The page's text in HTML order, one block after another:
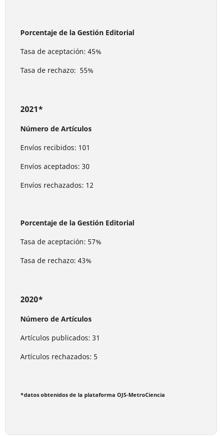
Porcentaje de la Gestión Editorial
Tasa de aceptación: 45%
Tasa de rechazo: 55%
2021*
Número de Artículos
Envíos recibidos: 101
Envíos aceptados: 30
Envíos rechazados: 12
Porcentaje de la Gestión Editorial
Tasa de aceptación: 57%
Tasa de rechazo: 43%
2020*
Número de Artículos
Artículos publicados: 31
Artículos rechazados: 5
*datos obtenidos de la plataforma OJS-MetroCiencia